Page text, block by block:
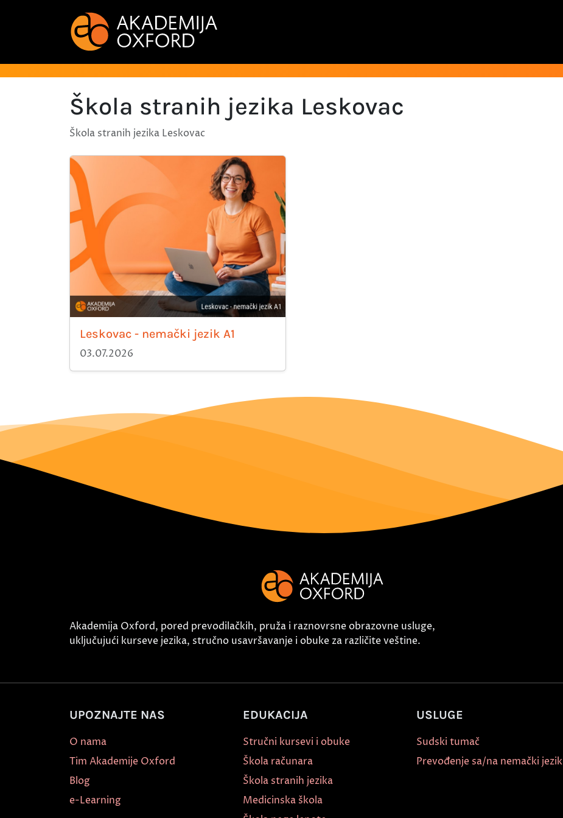
Škola stranih jezika Leskovac
Škola stranih jezika Leskovac
Leskovac - nemački jezik A1
03.07.2026
Akademija Oxford, pored prevodilačkih, pruža i raznovrsne obrazovne usluge,
uključujući kurseve jezika, stručno usavršavanje i obuke za različite veštine.
UPOZNAJTE NAS
O nama
Tim Akademije Oxford
Blog
e-Learning
EDUKACIJA
Stručni kursevi i obuke
Škola računara
Škola stranih jezika
Medicinska škola
USLUGE
Sudski tumač
Prevođenje sa/na nemački jezik